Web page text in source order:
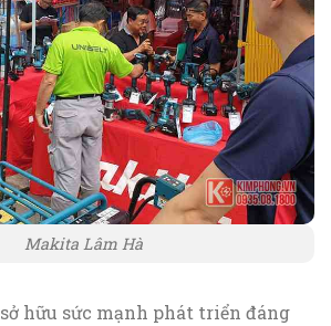
Makita Lâm Hà
sở hữu sức mạnh phát triển đáng